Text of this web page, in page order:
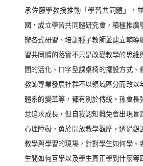
承佐藤學教授推動「學習共同體」，
國，成立學習共同體研究會，積極推廣
辦各式研習、培訓種子教師並建立輔導
習共同體的落實不只是改變教學的思維
間的活化、ㄇ字型課桌椅的擺設方式、
教師專業發展社群不以領域區分而改以
體系的變革等，都有別於傳統。孫會長
意追求成長，但自我認知難免會出現盲
心理障礙，勇於開放教學觀摩，透過觀
教學與學習的現場，針對學生如何學、
生間如何互學以及學生真正學到什麼等